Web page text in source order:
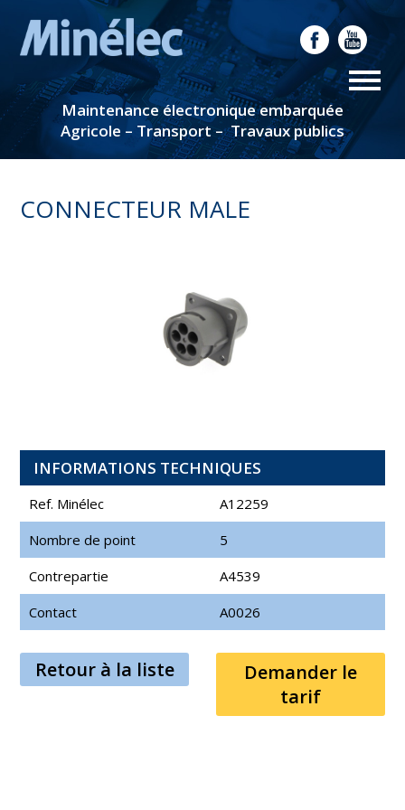
Maintenance électronique embarquée
Agricole – Transport – Travaux publics
CONNECTEUR MALE
INFORMATIONS TECHNIQUES
Ref. Minélec
A12259
Nombre de point
5
Contrepartie
A4539
Contact
A0026
Retour à la liste
Demander le
tarif